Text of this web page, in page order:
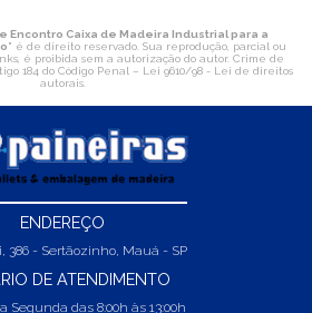
Encontro Caixa de Madeira Industrial para a
" é de direito reservado. Sua reprodução, parcial ou
é proibida sem a autorização do autor. Crime de
184 do Código Penal – Lei 9610/98 - Lei de direitos
autorais.
ENDEREÇO
386 - Sertãozinho, Mauá - SP
DE ATENDIMENTO
Segunda das 8:00h às 13:00h